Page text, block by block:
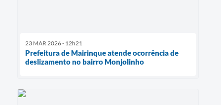
23 MAR 2026 - 12h21
Prefeitura de Mairinque atende ocorrência de
deslizamento no bairro Monjolinho